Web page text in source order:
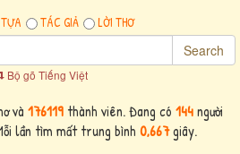
TÁC GIẢ LỜI THƠ
Search
Bộ gõ Tiếng Việt
và 176119thành viên. Đang có 144người
lần tìm mất trung bình 0,667giây.